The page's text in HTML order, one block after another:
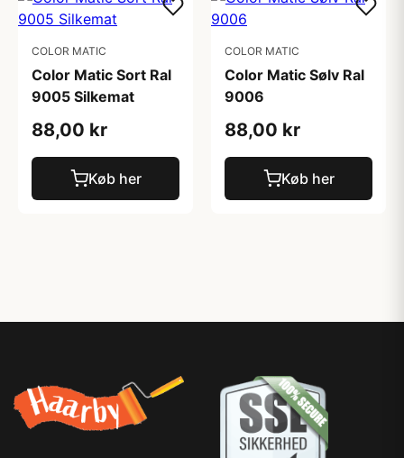
COLOR MATIC
Color Matic Sort Ral
9005 Silkemat
88,00 kr
Køb her
COLOR MATIC
Color Matic Sølv Ral
9006
88,00 kr
Køb her